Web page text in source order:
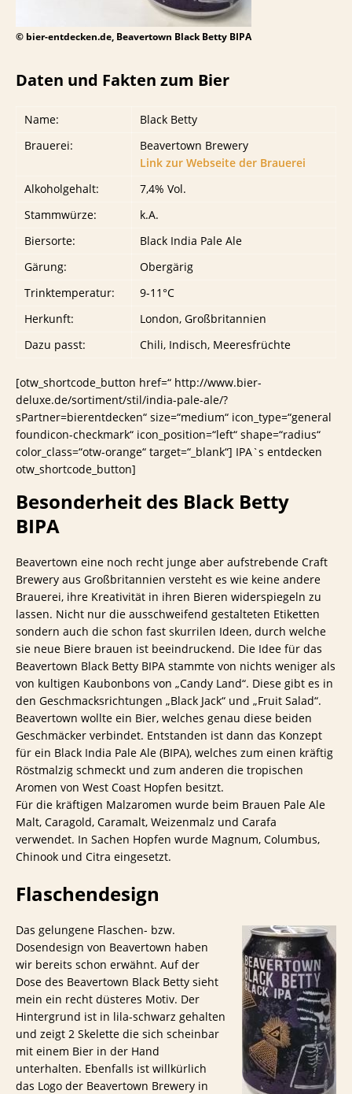
© bier-entdecken.de, Beavertown Black Betty BIPA
Daten und Fakten zum Bier
Name:
Black Betty
Brauerei:
Beavertown Brewery
Link zur Webseite der Brauerei
Alkoholgehalt:
7,4% Vol.
Stammwürze:
k.A.
Biersorte:
Black India Pale Ale
Gärung:
Obergärig
Trinktemperatur:
9-11°C
Herkunft:
London, Großbritannien
Dazu passt:
Chili, Indisch, Meeresfrüchte
[otw_shortcode_button href=“ http://www.bier-
deluxe.de/sortiment/stil/india-pale-ale/?
sPartner=bierentdecken“ size=“medium“ icon_type=“general
foundicon-checkmark“ icon_position=“left“ shape=“radius“
color_class=“otw-orange“ target=“_blank“] IPA`s entdecken
otw_shortcode_button]
Besonderheit des Black Betty
BIPA
Beavertown eine noch recht junge aber aufstrebende Craft
Brewery aus Großbritannien versteht es wie keine andere
Brauerei, ihre Kreativität in ihren Bieren widerspiegeln zu
lassen. Nicht nur die ausschweifend gestalteten Etiketten
sondern auch die schon fast skurrilen Ideen, durch welche
sie neue Biere brauen ist beeindruckend. Die Idee für das
Beavertown Black Betty BIPA stammte von nichts weniger als
von kultigen Kaubonbons von „Candy Land“. Diese gibt es in
den Geschmacksrichtungen „Black Jack“ und „Fruit Salad“.
Beavertown wollte ein Bier, welches genau diese beiden
Geschmäcker verbindet. Entstanden ist dann das Konzept
für ein Black India Pale Ale (BIPA), welches zum einen kräftig
Röstmalzig schmeckt und zum anderen die tropischen
Aromen von West Coast Hopfen besitzt.
Für die kräftigen Malzaromen wurde beim Brauen Pale Ale
Malt, Caragold, Caramalt, Weizenmalz und Carafa
verwendet. In Sachen Hopfen wurde Magnum, Columbus,
Chinook und Citra eingesetzt.
Flaschendesign
Das gelungene Flaschen- bzw.
Dosendesign von Beavertown haben
wir bereits schon erwähnt. Auf der
Dose des Beavertown Black Betty sieht
mein ein recht düsteres Motiv. Der
Hintergrund ist in lila-schwarz gehalten
und zeigt 2 Skelette die sich scheinbar
mit einem Bier in der Hand
unterhalten. Ebenfalls ist willkürlich
das Logo der Beavertown Brewery in